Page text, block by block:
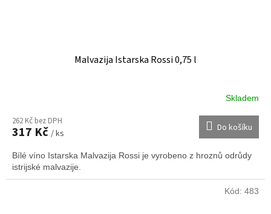
Malvazija Istarska Rossi 0,75 l
Skladem
262 Kč bez DPH
317 Kč / ks Do košíku
Bílé víno Istarska Malvazija Rossi je vyrobeno z hroznů odrůdy
istrijské malvazije.
Kód: 483